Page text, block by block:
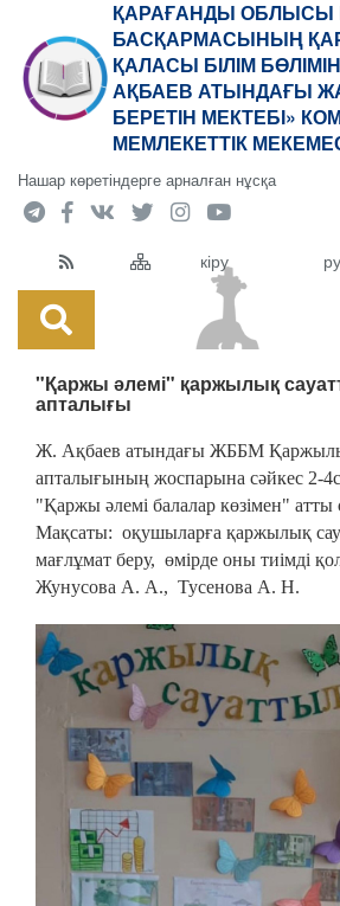
ҚАРАҒАНДЫ ОБЛЫСЫ
БАСҚАРМАСЫНЫҢ
ҚАЛАСЫ БІЛІМ
АҚБАЕВ АТЫНДАҒЫ
БЕРЕТІН МЕКТЕБІ»
МЕМЛЕКЕТТІК
Нашар көретіндерге арналған нұсқа
кіру
"Қаржы әлемі" қаржылық
апталығы
Ж. Ақбаев атындағы ЖББМ
апталығының жоспарына сәйкес 2-
"Қаржы әлемі балалар көзімен" атты
Мақсаты: оқушыларға қаржылық
мағлұмат беру, өмірде оны тиімді
Жунусова А. А., Тусенова А. Н.